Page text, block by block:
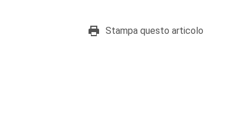
Stampa questo articolo